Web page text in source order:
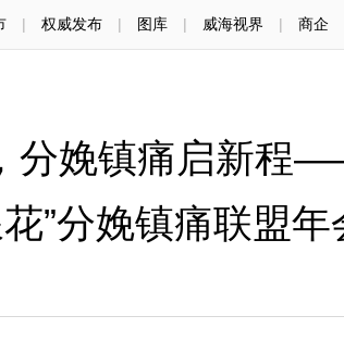
| 权威发布 | 图库 | 威海视界 | 商企
分娩镇痛启新程
”分娩镇痛联盟